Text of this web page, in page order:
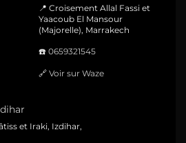
📍 Croisement Allal Fassi et
Yaacoub El Mansour
(Majorelle), Marrakech
☎️ 0659321545
🔗 Voir sur Waze
et Iraki, Izdihar,